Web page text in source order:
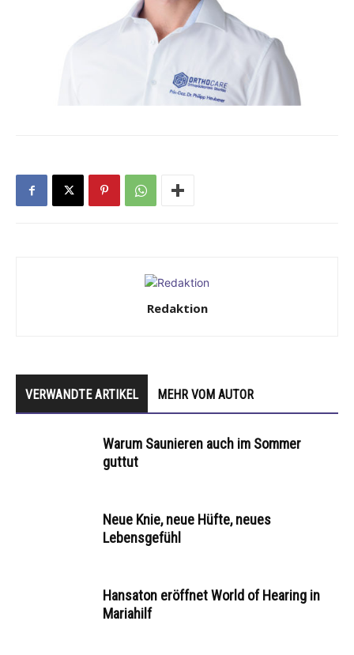
Redaktion
VERWANDTE ARTIKEL MEHR VOM AUTOR
Warum Saunieren auch im Sommer
guttut
Neue Knie, neue Hüfte, neues
Lebensgefühl
Hansaton eröffnet World of Hearing in
Mariahilf